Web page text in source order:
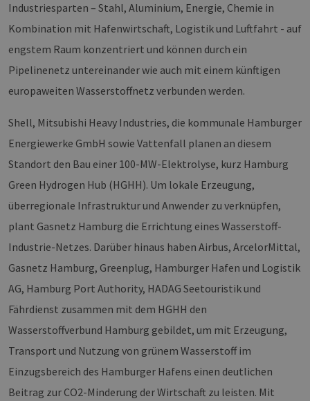
Industriesparten – Stahl, Aluminium, Energie, Chemie in
Kombination mit Hafenwirtschaft, Logistik und Luftfahrt - auf
engstem Raum konzentriert und können durch ein
Pipelinenetz untereinander wie auch mit einem künftigen
europaweiten Wasserstoffnetz verbunden werden.
Shell, Mitsubishi Heavy Industries, die kommunale Hamburger
Energiewerke GmbH sowie Vattenfall planen an diesem
Standort den Bau einer 100-MW-Elektrolyse, kurz Hamburg
Green Hydrogen Hub (HGHH). Um lokale Erzeugung,
überregionale Infrastruktur und Anwender zu verknüpfen,
plant Gasnetz Hamburg die Errichtung eines Wasserstoff-
Industrie-Netzes. Darüber hinaus haben Airbus, ArcelorMittal,
Gasnetz Hamburg, Greenplug, Hamburger Hafen und Logistik
AG, Hamburg Port Authority, HADAG Seetouristik und
Fährdienst zusammen mit dem HGHH den
Wasserstoffverbund Hamburg gebildet, um mit Erzeugung,
Transport und Nutzung von grünem Wasserstoff im
Einzugsbereich des Hamburger Hafens einen deutlichen
Beitrag zur CO2-Minderung der Wirtschaft zu leisten. Mit